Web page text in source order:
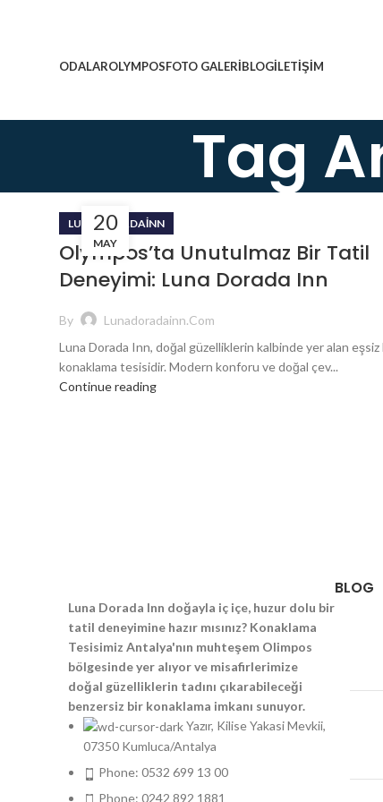
ODALAROLYMPOSFOTO GALERİBLOGİLETİŞİM
Tag
20
MAY
LUNADORADAINN
Olympos’ta Unutulmaz Bir Tatil
Deneyimi: Luna Dorada Inn
By
Lunadoradainn.com
Luna Dorada Inn, doğal güzelliklerin kalbinde yer alan eşsiz
konaklama tesisidir. Modern konforu ve doğal çev...
Continue reading
Luna Dorada Inn doğayla iç içe, huzur dolu bir
tatil deneyimine hazır mısınız? Konaklama
Tesisimiz Antalya'nın muhteşem Olimpos
bölgesinde yer alıyor ve misafirlerimize
doğal güzelliklerin tadını çıkarabileceği
benzersiz bir konaklama imkanı sunuyor.
Yazır, Kilise Yakasi Mevkii,
07350 Kumluca/Antalya
Phone: 0532 699 13 00
Phone: 0242 892 1881
BLOG